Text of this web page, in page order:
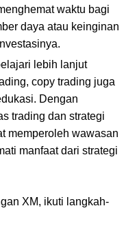
waktu bagi
daya atau keinginan
lebih lanjut
copy trading juga
Dengan
trading dan strategi
memperoleh wawasan
manfaat dari strategi
XM, ikuti langkah-